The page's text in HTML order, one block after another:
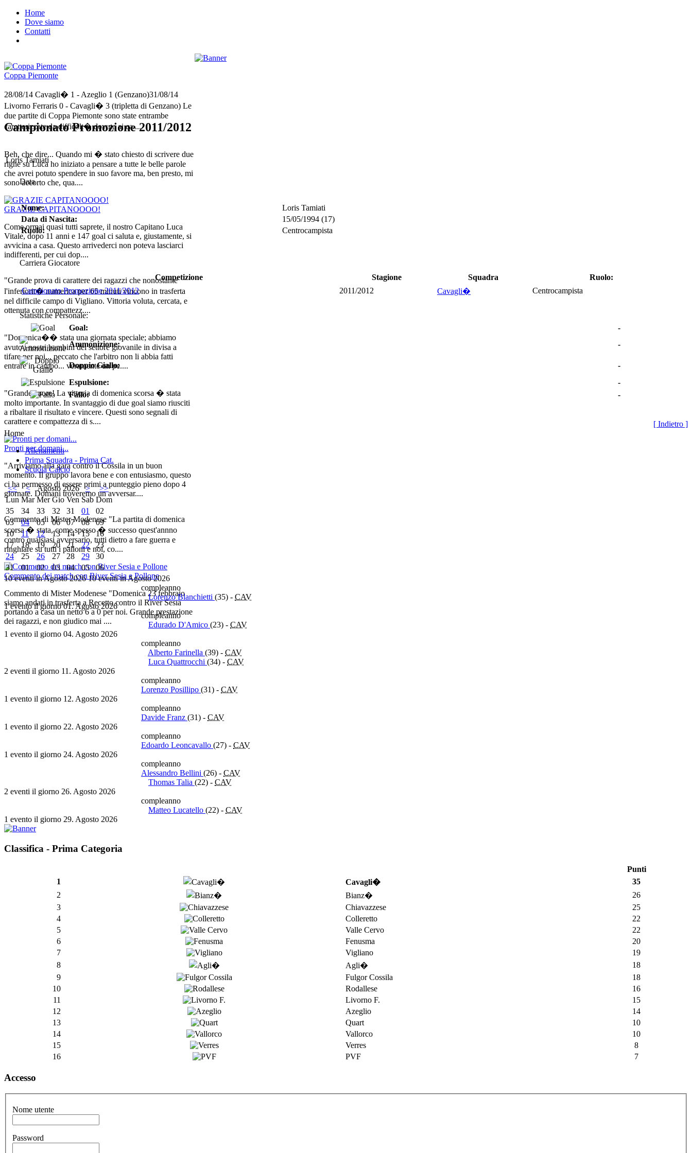
Home
Dove siamo
Contatti
Coppa Piemonte
28/08/14 Cavagli� 1 - Azeglio 1 (Genzano)31/08/14
Livorno Ferraris 0 - Cavagli� 3 (tripletta di Genzano) Le
due partite di Coppa Piemonte sono state entrambe
caretterizzate da difficolt� dovute ai ca....
Beh, che dire... Quando mi � stato chiesto di scrivere due
righe su Luca ho iniziato a pensare a tutte le belle parole
che avrei potuto spendere in suo favore ma, ben presto, mi
sono accorto che, qua....
GRAZIE CAPITANOOOO!
Come ormai quasi tutti saprete, il nostro Capitano Luca
Vitale, dopo 11 anni e 147 goal ci saluta e, giustamente, si
avvicina a casa. Questo arrivederci non poteva lasciarci
indifferenti, per cui dop....
"Grande prova di carattere dei ragazzi che nonostante
l'inferiorit� numerica per 65 minuti vincono in trasferta
nel difficile campo di Vigliano. Vittoria voluta, cercata, e
ottenuta con compattezz....
"Domenica�� stata una giornata speciale; abbiamo
avuto i nostri bambini del settore giovanile in divisa a
tifare per noi... peccato che l'arbitro non li abbia fatti
entrare in campo... veramente un pe....
"Grande cuore! La vittoria di domenica scorsa � stata
molto importante. In svantaggio di due goal siamo riusciti
a ribaltare il risultato e vincere. Questi sono segnali di
carattere e compattezza di s....
Pronti per domani...
"Arriviamo alla gara contro il Cossila in un buon
momento. Il gruppo lavora bene e con entusiasmo, questo
ci ha permesso di essere primi a punteggio pieno dopo 4
giornate. Domani troveremo un avversar....
Commento di Mister Modenese "La partita di domenica
scorsa � stata, come spesso � successo quest'annno
contro qualsiasi avversario, tutti dietro a fare guerra e
ringhiare su tutti i palloni e noi, co....
Commento dei match con River Sesia e Pollone
Commento di Mister Modenese "Domenica 23 febbraio
siamo andati in trasferta a Recetto contro il River Sesia
portando a casa un netto 6 a 0 per noi. Grande prestazione
dei ragazzi, e non giudico mai ....
Campionato Promozione 2011/2012
Loris Tamiati
Data
Nome:
Loris Tamiati
Data di Nascita:
15/05/1994 (17)
Ruolo:
Centrocampista
Carriera Giocatore
Competizione
Stagione Squadra
Ruolo:
Campionato Promozione 2011/2012
2011/2012 Cavagli� Centrocampista
Statistiche Personale:
Goal:
-
Ammonizione:
-
Doppio Giallo:
-
Espulsione:
-
Fallo:
-
[ Indietro ]
Home
Allenamenti
Prima Squadra - Prima Cat.
Scuola Calcio
<< < Agosto 2026 >
>>
Lun Mar Mer Gio Ven Sab Dom
35
34 33 32 31 01
02
03
04 05 06 07 08
09
10
11 12 13 14 15
16
17
18 19 20 21 22
23
24
25 26 27 28 29
30
31
01 02 03 04 05
06
10 eventi in Agosto 2026 10 eventi in Agosto 2026
compleanno
Lorenzo Blanchietti (35) - CAV
1 evento il giorno 01. Agosto 2026
compleanno
Edurado D'Amico (23) - CAV
1 evento il giorno 04. Agosto 2026
compleanno
Alberto Farinella (39) - CAV
Luca Quattrocchi (34) - CAV
2 eventi il giorno 11. Agosto 2026
compleanno
Lorenzo Posillipo (31) - CAV
1 evento il giorno 12. Agosto 2026
compleanno
Davide Franz (31) - CAV
1 evento il giorno 22. Agosto 2026
compleanno
Edoardo Leoncavallo (27) - CAV
1 evento il giorno 24. Agosto 2026
compleanno
Alessandro Bellini (26) - CAV
Thomas Talia (22) - CAV
2 eventi il giorno 26. Agosto 2026
compleanno
Matteo Lucatello (22) - CAV
1 evento il giorno 29. Agosto 2026
Classifica - Prima Categoria
Punti
1
Cavagli�
35
2
Bianz�
26
3
Chiavazzese
25
4
Colleretto
22
5
Valle Cervo
22
6
Fenusma
20
7
Vigliano
19
8
Agli�
18
9
Fulgor Cossila
18
10
Rodallese
16
11
Livorno F.
15
12
Azeglio
14
13
Quart
10
14
Vallorco
10
15
Verres
8
16
PVF 7
Accesso
Nome utente
Password